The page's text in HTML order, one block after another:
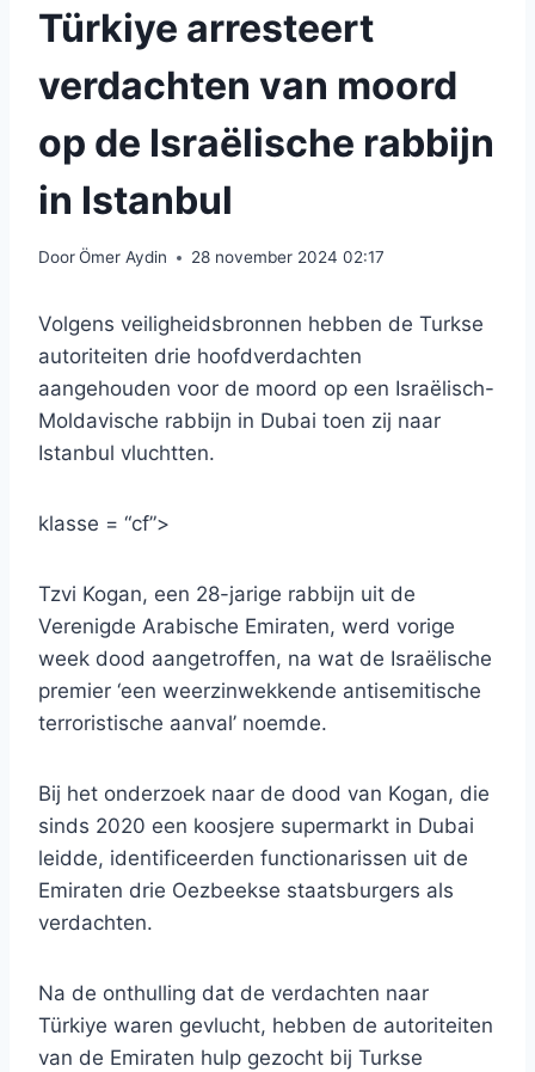
Türkiye arresteert
verdachten van moord
op de Israëlische rabbijn
in Istanbul
DoorÖmer Aydin 28 november 2024 02:17
Volgens veiligheidsbronnen hebben de Turkse
autoriteiten drie hoofdverdachten
aangehouden voor de moord op een Israëlisch-
Moldavische rabbijn in Dubai toen zij naar
Istanbul vluchtten.
klasse = “cf”>
Tzvi Kogan, een 28-jarige rabbijn uit de
Verenigde Arabische Emiraten, werd vorige
week dood aangetroffen, na wat de Israëlische
premier ‘een weerzinwekkende antisemitische
terroristische aanval’ noemde.
Bij het onderzoek naar de dood van Kogan, die
sinds 2020 een koosjere supermarkt in Dubai
leidde, identificeerden functionarissen uit de
Emiraten drie Oezbeekse staatsburgers als
verdachten.
Na de onthulling dat de verdachten naar
Türkiye waren gevlucht, hebben de autoriteiten
van de Emiraten hulp gezocht bij Turkse